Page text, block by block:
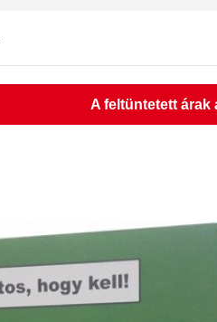
A feltüntetett árak